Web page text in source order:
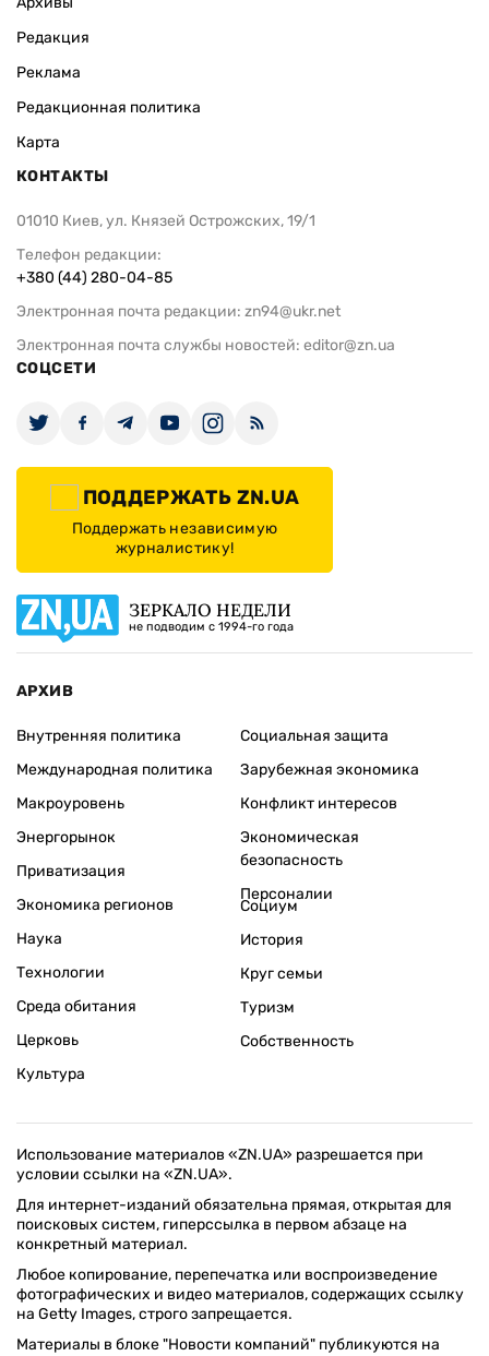
Редакция
Реклама
Редакционная политика
Карта
КОНТАКТЫ
01010 Киев, ул. Князей Острожских, 19/1
Телефон редакции:
+380 (44) 280-04-85
Электронная почта редакции: zn94@ukr.net
Электронная почта службы новостей: editor@zn.ua
СОЦСЕТИ
ПОДДЕРЖАТЬ ZN.UA
Поддержать независимую
журналистику!
ЗЕРКАЛО НЕДЕЛИ
не подводим с 1994-го года
АРХИВ
Внутренняя политика
Международная политика
Макроуровень
Энергорынок
Приватизация
Экономика регионов
Социальная защита
Зарубежная экономика
Конфликт интересов
Экономическая
безопасность
Персоналии
Наука
Технологии
Среда обитания
Церковь
Культура
Социум
История
Круг семьи
Туризм
Собственность
Использование материалов «ZN.UA» разрешается при
условии ссылки на «ZN.UA».
Для интернет-изданий обязательна прямая, открытая для
поисковых систем, гиперссылка в первом абзаце на
конкретный материал.
Любое копирование, перепечатка или воспроизведение
фотографических и видео материалов, содержащих ссылку
на Getty Images, строго запрещается.
Материалы в блоке "Новости компаний" публикуются на